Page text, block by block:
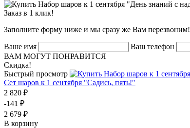
Заказ в 1 клик!
Заполните форму ниже и мы сразу же Вам перезвоним!
Ваше имя Ваш телефон
ВАМ МОГУТ ПОНРАВИТСЯ
Скидка!
Быстрый просмотр
Сет шаров к 1 сентября "Садись, пять!"
2 820 ₽
-141 ₽
2 679 ₽
В корзину